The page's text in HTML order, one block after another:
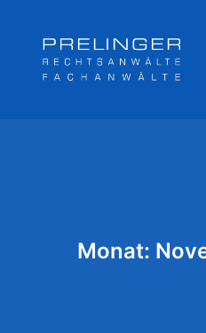
Veröffentlichungen & Archiv
Monat: